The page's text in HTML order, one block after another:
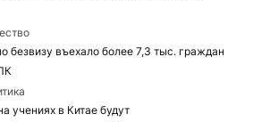
безвизу въехало более 7,3 тыс. граждан
учениях в Китае будут